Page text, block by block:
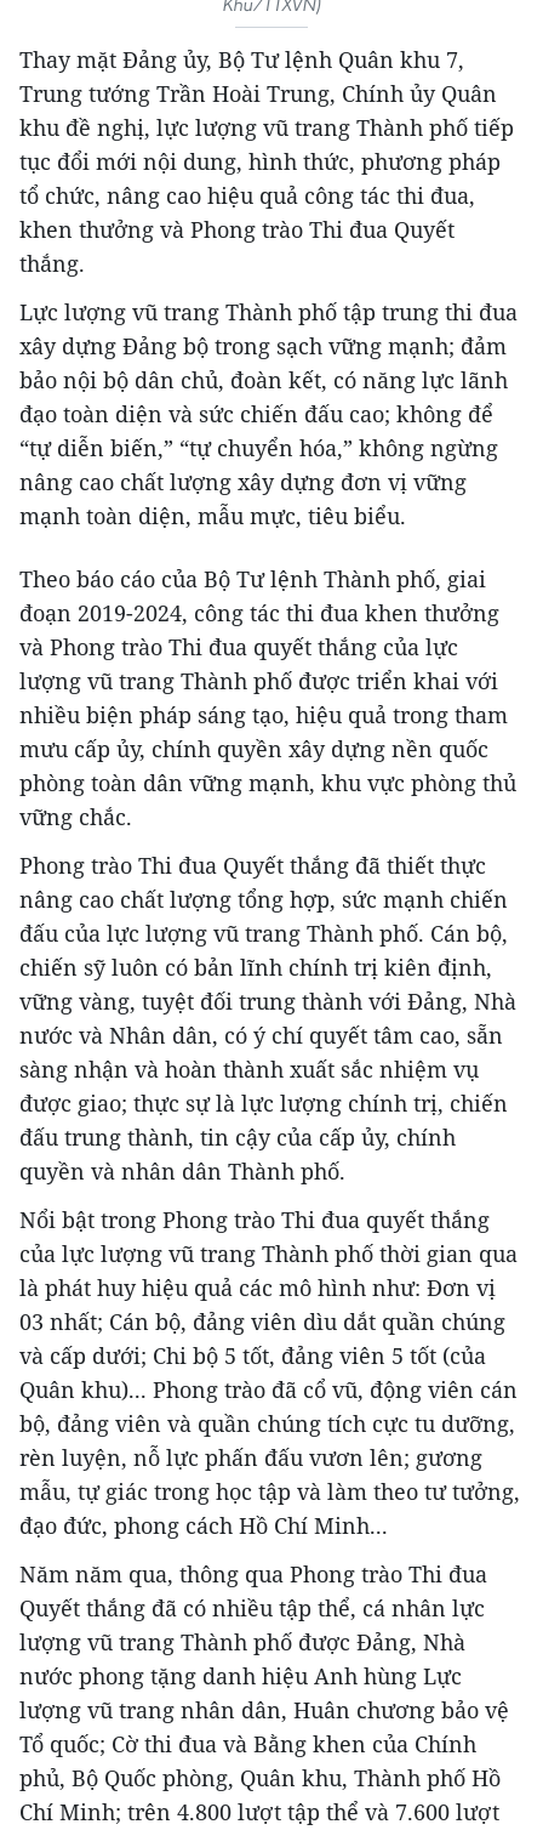
Thay mặt Đảng ủy, Bộ Tư lệnh Quân khu 7,
Trung tướng Trần Hoài Trung, Chính ủy Quân
khu đề nghị, lực lượng vũ trang Thành phố tiếp
tục đổi mới nội dung, hình thức, phương pháp
tổ chức, nâng cao hiệu quả công tác thi đua,
khen thưởng và Phong trào Thi đua Quyết
thắng.
Lực lượng vũ trang Thành phố tập trung thi đua
xây dựng Đảng bộ trong sạch vững mạnh; đảm
bảo nội bộ dân chủ, đoàn kết, có năng lực lãnh
đạo toàn diện và sức chiến đấu cao; không để
“tự diễn biến,” “tự chuyển hóa,” không ngừng
nâng cao chất lượng xây dựng đơn vị vững
mạnh toàn diện, mẫu mực, tiêu biểu.
Theo báo cáo của Bộ Tư lệnh Thành phố, giai
đoạn 2019-2024, công tác thi đua khen thưởng
và Phong trào Thi đua quyết thắng của lực
lượng vũ trang Thành phố được triển khai với
nhiều biện pháp sáng tạo, hiệu quả trong tham
mưu cấp ủy, chính quyền xây dựng nền quốc
phòng toàn dân vững mạnh, khu vực phòng thủ
vững chắc.
Phong trào Thi đua Quyết thắng đã thiết thực
nâng cao chất lượng tổng hợp, sức mạnh chiến
đấu của lực lượng vũ trang Thành phố. Cán bộ,
chiến sỹ luôn có bản lĩnh chính trị kiên định,
vững vàng, tuyệt đối trung thành với Đảng, Nhà
nước và Nhân dân, có ý chí quyết tâm cao, sẵn
sàng nhận và hoàn thành xuất sắc nhiệm vụ
được giao; thực sự là lực lượng chính trị, chiến
đấu trung thành, tin cậy của cấp ủy, chính
quyền và nhân dân Thành phố.
Nổi bật trong Phong trào Thi đua quyết thắng
của lực lượng vũ trang Thành phố thời gian qua
là phát huy hiệu quả các mô hình như: Đơn vị
03 nhất; Cán bộ, đảng viên dìu dắt quần chúng
và cấp dưới; Chi bộ 5 tốt, đảng viên 5 tốt (của
Quân khu)... Phong trào đã cổ vũ, động viên cán
bộ, đảng viên và quần chúng tích cực tu dưỡng,
rèn luyện, nỗ lực phấn đấu vươn lên; gương
mẫu, tự giác trong học tập và làm theo tư tưởng,
đạo đức, phong cách Hồ Chí Minh...
Năm năm qua, thông qua Phong trào Thi đua
Quyết thắng đã có nhiều tập thể, cá nhân lực
lượng vũ trang Thành phố được Đảng, Nhà
nước phong tặng danh hiệu Anh hùng Lực
lượng vũ trang nhân dân, Huân chương bảo vệ
Tổ quốc; Cờ thi đua và Bằng khen của Chính
phủ, Bộ Quốc phòng, Quân khu, Thành phố Hồ
Chí Minh; trên 4.800 lượt tập thể và 7.600 lượt